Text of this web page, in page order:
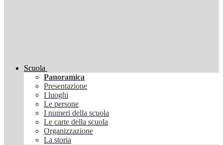
Scuola
Panoramica
Presentazione
I luoghi
Le persone
I numeri della scuola
Le carte della scuola
Organizzazione
La storia